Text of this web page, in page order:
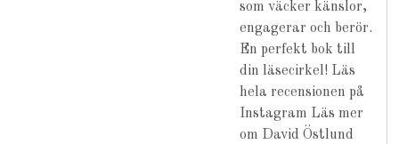
som väcker känslor,
engagerar och berör.
En perfekt bok till
din läsecirkel! Läs
hela recensionen på
Instagram Läs mer
om David Östlund